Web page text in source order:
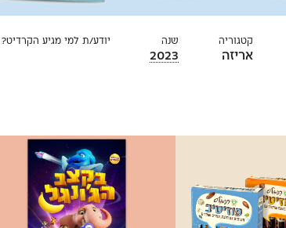
קטגוריה
אריזה
שנה
2023
יודע/ת למי מגיע